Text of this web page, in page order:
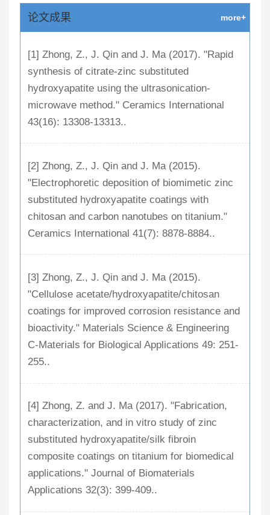
论文成果 more+
[1] Zhong, Z., J. Qin and J. Ma (2017). "Rapid
synthesis of citrate-zinc substituted
hydroxyapatite using the ultrasonication-
microwave method." Ceramics International
43(16): 13308-13313..
[2] Zhong, Z., J. Qin and J. Ma (2015).
"Electrophoretic deposition of biomimetic zinc
substituted hydroxyapatite coatings with
chitosan and carbon nanotubes on titanium."
Ceramics International 41(7): 8878-8884..
[3] Zhong, Z., J. Qin and J. Ma (2015).
"Cellulose acetate/hydroxyapatite/chitosan
coatings for improved corrosion resistance and
bioactivity." Materials Science & Engineering
C-Materials for Biological Applications 49: 251-
255..
[4] Zhong, Z. and J. Ma (2017). "Fabrication,
characterization, and in vitro study of zinc
substituted hydroxyapatite/silk fibroin
composite coatings on titanium for biomedical
applications." Journal of Biomaterials
Applications 32(3): 399-409..